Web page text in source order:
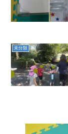
未分類